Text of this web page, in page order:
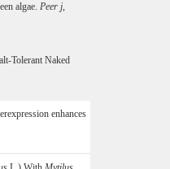
algae. Peer j,
Tolerant Naked
enhances